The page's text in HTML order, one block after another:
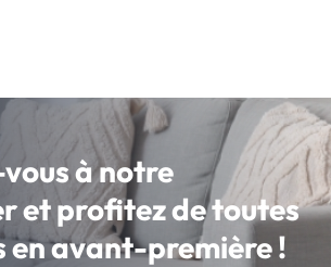
à notre
et profitez de toutes
en avant-première !